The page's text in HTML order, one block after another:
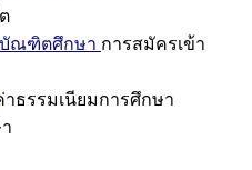
บัณฑิตศึกษา การสมัครเข้า
าธรรมเนียมการศึกษา